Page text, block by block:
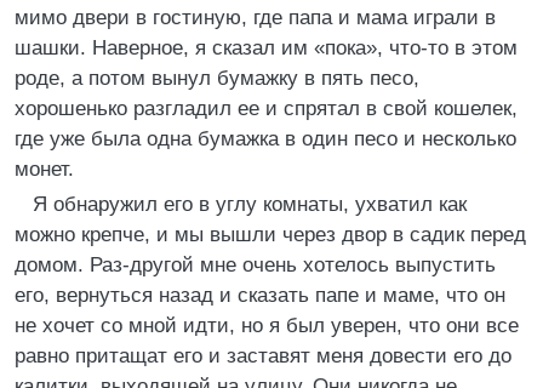
мимо двери в гостиную, где папа и мама играли в
шашки. Наверное, я сказал им «пока», что-то в этом
роде, а потом вынул бумажку в пять песо,
хорошенько разгладил ее и спрятал в свой кошелек,
где уже была одна бумажка в один песо и несколько
монет.
Я обнаружил его в углу комнаты, ухватил как
можно крепче, и мы вышли через двор в садик перед
домом. Раз-другой мне очень хотелось выпустить
его, вернуться назад и сказать папе и маме, что он
не хочет со мной идти, но я был уверен, что они все
равно притащат его и заставят меня довести его до